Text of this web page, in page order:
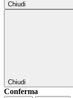
Chiudi
Chiudi
Conferma